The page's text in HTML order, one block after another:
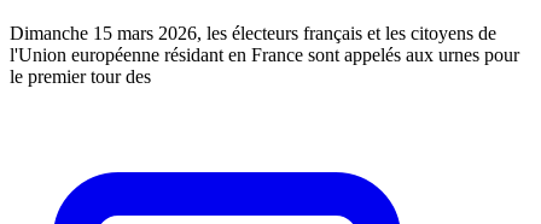
Dimanche 15 mars 2026, les électeurs français et les citoyens de
l'Union européenne résidant en France sont appelés aux urnes pour
le premier tour des